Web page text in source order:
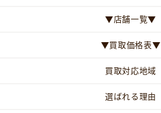
▼店舗一覧▼
▼買取価格表▼
買取対応地域
選ばれる理由